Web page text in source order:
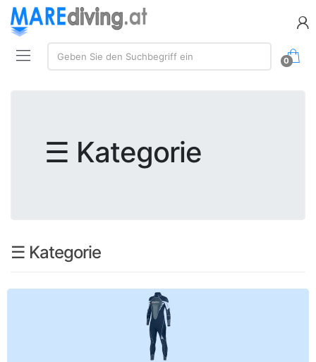
Suchen:
Geben Sie den Suchbegriff ein
0
☰ Kategorie
☰ Kategorie